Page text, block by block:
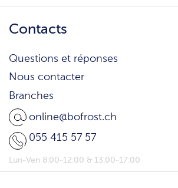
Contacts
Questions et réponses
Nous contacter
Branches
online@bofrost.ch
055 415 57 57
Lun-Ven 8:00-12:00 & 13:00-17:00